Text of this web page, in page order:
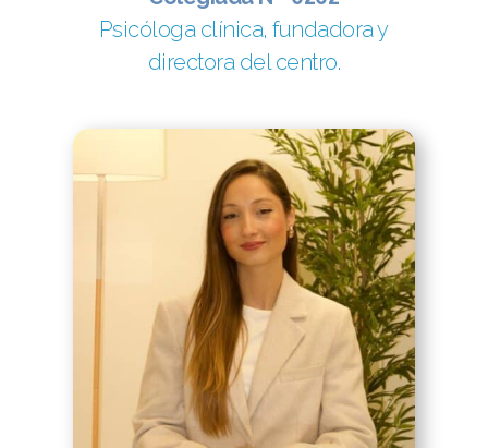
Psicóloga clínica, fundadora y
directora del centro.